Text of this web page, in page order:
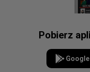
Pobierz